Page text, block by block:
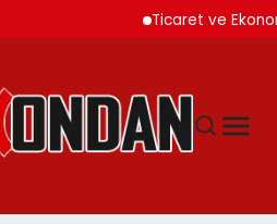
Ticaret ve Ekonomik